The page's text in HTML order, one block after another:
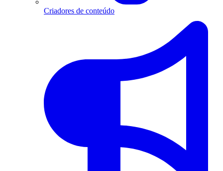
Criadores de conteúdo